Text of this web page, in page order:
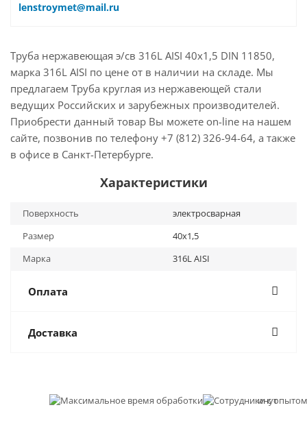
lenstroymet@mail.ru
Труба нержавеющая э/св 316L AISI 40х1,5 DIN 11850,
марка 316L AISI по цене от в наличии на складе. Мы
предлагаем Труба круглая из нержавеющей стали
ведущих Российских и зарубежных производителей.
Приобрести данный товар Вы можете on-line на нашем
сайте, позвонив по телефону +7 (812) 326-94-64, а также
в офисе в Санкт-Петербурге.
Характеристики
Поверхность
электросварная
Размер
40х1,5
Марка
316L AISI
Оплата
Доставка